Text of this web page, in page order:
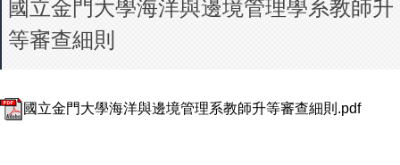
國立金門大學海洋與邊境管理學系教師升
等審查細則
國立金門大學海洋與邊境管理系教師升等審查細則.pdf